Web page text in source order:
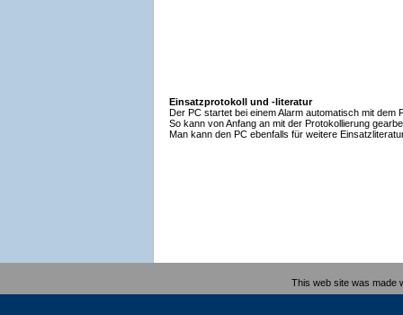
Einsatzprotokoll und -literatur
Der PC startet bei einem Alarm automatisch mit dem
So kann von Anfang an mit der Protokollierung
Man kann den PC ebenfalls für weitere
This web site was made